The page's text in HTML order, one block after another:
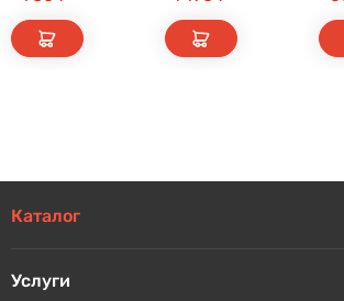
Каталог
Услуги